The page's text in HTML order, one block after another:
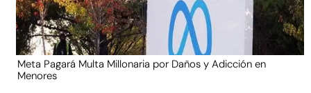
Meta Pagará Multa Millonaria por Daños y Adicción en
Menores